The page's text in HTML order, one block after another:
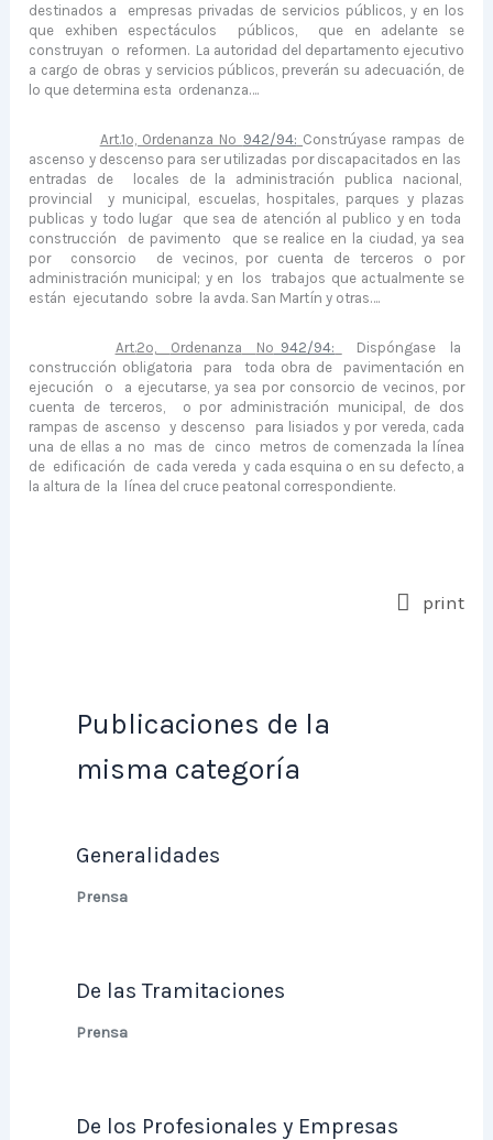
destinados a
empre­sas privadas de servicios públicos, y en los
que exhiben espectáculos
públicos,
que en adelante se
construyan o reformen. La autoridad del departamento ejecutivo
a cargo de obras y servicios públicos, preverán su adecuación, de
lo que determina esta orde­nanza….
Art.1º, Ordenanza Nº 942/94: Constrúyase rampas de
ascenso y descenso para ser utilizadas por discapacitados en las
entradas de
locales de la administración publica nacional,
provincial
y municipal, escuelas, hospitales, parques y plazas
publicas y todo lugar
que sea de atención al publico y en toda
construcción
de pavimento
que se realice en la ciudad, ya sea
por
consorcio
de vecinos, por cuenta de terceros o por
administración municipal; y en
los
trabajos que actualmente se
están ejecutando sobre la avda. San Martín y otras….
Art.2º, Ordenanza Nº 942/94: Dispóngase
la
construcción obligatoria
para toda obra de
pavimentación en
ejecución
o
a ejecutarse, ya sea por consorcio de vecinos, por
cuenta de terce­ros,
o por administración municipal, de dos
rampas de ascenso
y descenso
para lisiados y por vereda, cada
una de ellas a no
mas de cinco
metros de comenzada la línea
de edificación de cada vereda y cada esquina o en su defecto, a
la altura de
la línea del cruce peatonal correspondiente.
print
Publicaciones de la
misma categoría
Generalidades
Prensa
De las Tramitaciones
Prensa
De los Profesionales y Empresas